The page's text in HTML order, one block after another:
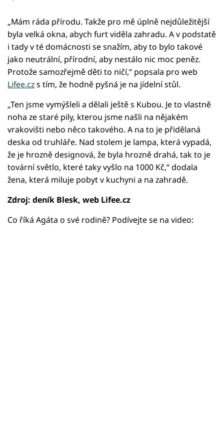
„Mám ráda přírodu. Takže pro mě úplně nejdůležitější
byla velká okna, abych furt viděla zahradu. A v podstatě
i tady v té domácnosti se snažím, aby to bylo takové
jako neutrální, přírodní, aby nestálo nic moc peněz.
Protože samozřejmě děti to ničí,“ popsala pro web
Lifee.czs tím, že hodně pyšná je na jídelní stůl.
„Ten jsme vymýšleli a dělali ještě s Kubou. Je to vlastně
noha ze staré pily, kterou jsme našli na nějakém
vrakovišti nebo něco takového. A na to je přidělaná
deska od truhláře. Nad stolem je lampa, která vypadá,
že je hrozně designová, že byla hrozně drahá, tak to je
tovární světlo, které taky vyšlo na 1000 Kč,“ dodala
žena, která miluje pobyt v kuchyni a na zahradě.
Zdroj: deník Blesk, web Lifee.cz
Co říká Agáta o své rodině? Podívejte se na video: